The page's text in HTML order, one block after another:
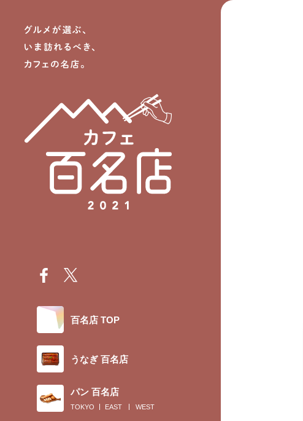
百名店 TOP
うなぎ 百名店
パン 百名店
TOKYO EAST WEST